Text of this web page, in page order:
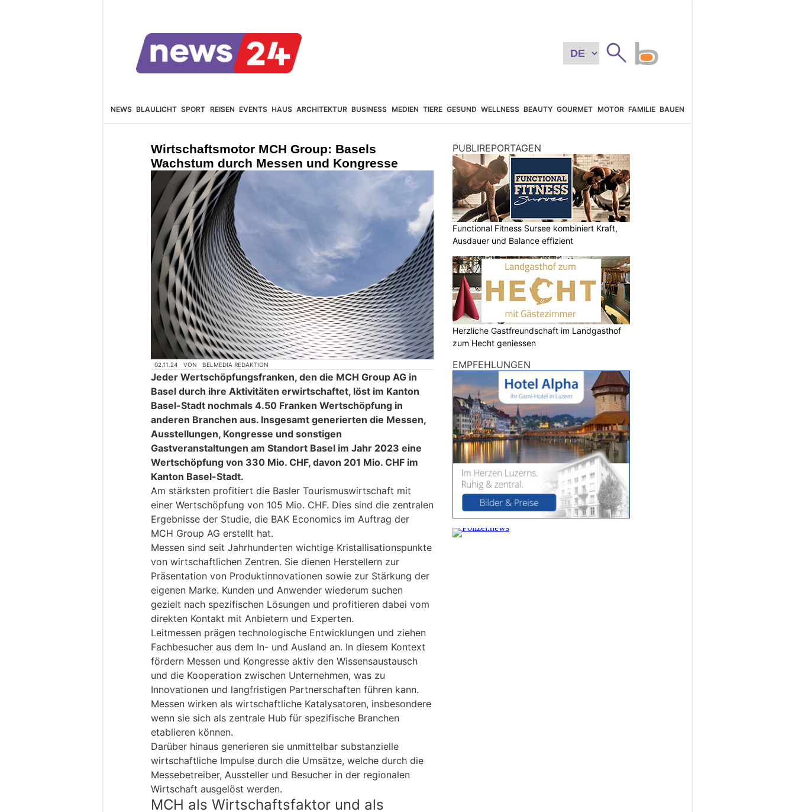
NEWS BLAULICHT SPORT REISEN EVENTS HAUS ARCHITEKTUR BUSINESS MEDIEN TIERE GESUND WELLNESS BEAUTY GOURMET MOTOR FAMILIE BAUEN
Wirtschaftsmotor MCH Group: Basels
Wachstum durch Messen und Kongresse
02.11.24 VON BELMEDIA REDAKTION
Jeder Wertschöpfungsfranken, den die MCH Group AG in
Basel durch ihre Aktivitäten erwirtschaftet, löst im Kanton
Basel-Stadt nochmals 4.50 Franken Wertschöpfung in
anderen Branchen aus. Insgesamt generierten die Messen,
Ausstellungen, Kongresse und sonstigen
Gastveranstaltungen am Standort Basel im Jahr 2023 eine
Wertschöpfung von 330 Mio. CHF, davon 201 Mio. CHF im
Kanton Basel-Stadt.
Am stärksten profitiert die Basler Tourismuswirtschaft mit
einer Wertschöpfung von 105 Mio. CHF. Dies sind die zentralen
Ergebnisse der Studie, die BAK Economics im Auftrag der
MCH Group AG erstellt hat.
Messen sind seit Jahrhunderten wichtige Kristallisationspunkte
von wirtschaftlichen Zentren. Sie dienen Herstellern zur
Präsentation von Produktinnovationen sowie zur Stärkung der
eigenen Marke. Kunden und Anwender wiederum suchen
gezielt nach spezifischen Lösungen und profitieren dabei vom
direkten Kontakt mit Anbietern und Experten.
Leitmessen prägen technologische Entwicklungen und ziehen
Fachbesucher aus dem In- und Ausland an. In diesem Kontext
fördern Messen und Kongresse aktiv den Wissensaustausch
und die Kooperation zwischen Unternehmen, was zu
Innovationen und langfristigen Partnerschaften führen kann.
Messen wirken als wirtschaftliche Katalysatoren, insbesondere
wenn sie sich als zentrale Hub für spezifische Branchen
etablieren können.
Darüber hinaus generieren sie unmittelbar substanzielle
wirtschaftliche Impulse durch die Umsätze, welche durch die
Messebetreiber, Aussteller und Besucher in der regionalen
Wirtschaft ausgelöst werden.
MCH als Wirtschaftsfaktor und als
PUBLIREPORTAGEN
Functional Fitness Sursee kombiniert Kraft,
Ausdauer und Balance effizient
Herzliche Gastfreundschaft im Landgasthof
zum Hecht geniessen
EMPFEHLUNGEN